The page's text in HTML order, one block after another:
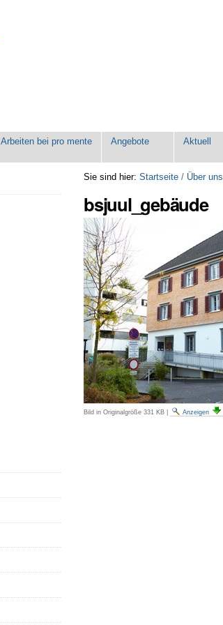
Arbeiten bei pro mente Angebote Aktuell
Sie sind hier: Startseite / Über uns
bsjuul_gebäude
Bild in Originalgröße 331 KB Anzeigen